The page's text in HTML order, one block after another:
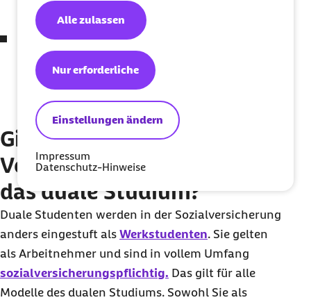
Einstellungen ändern
Nur erforderliche
Alle zulassen
Impressum
Datenschutz-Hinweise
ausbildungsrelevante Tätigkeiten ausüben.
Sie zahlen den Studierenden eine
angemessene Vergütung und übernehmen
gegebenenfalls die Studiengebühren sowie
entstehen.
Gibt es eine
Versicherungspflicht für
das duale Studium?
Duale Studenten werden in der Sozialversicherung
anders eingestuft als Werkstudenten. Sie gelten
als Arbeitnehmer und sind in vollem Umfang
sozialversicherungspflichtig. Das gilt für alle
Modelle des dualen Studiums. Sowohl Sie als